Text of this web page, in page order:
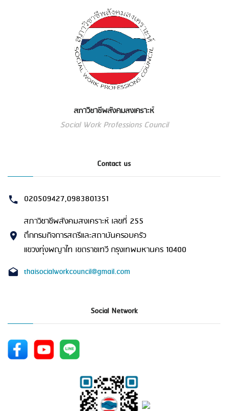
สภาวิชาชีพสังคมสงเคราะห์
Social Work Professions Council
Contact us
020509427,0983801351
สภาวิชาชีพสังคมสงเคราะห์ เลขที่ 255
ตึกกรมกิจการสตรีและสถาบันครอบครัว
แขวงทุ่งพญาไท เขตราชเทวี กรุงเทพมหานคร 10400
thaisocialworkcouncil@gmail.com
Social Network